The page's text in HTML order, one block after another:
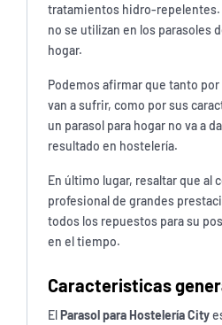
tratamientos hidro-repelentes.
no se utilizan en los parasoles
hogar.
Podemos afirmar que tanto
van a sufrir, como por sus
un parasol para hogar no va a
resultado en hostelería.
En último lugar, resaltar que al
profesional de grandes
todos los repuestos para su
en el tiempo.
Caracteristicas
ElParasol para Hostelería City